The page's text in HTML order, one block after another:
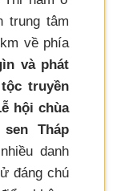
trung tâm
về phía
và phát
truyền
hội chùa
Tháp
danh
đáng chú